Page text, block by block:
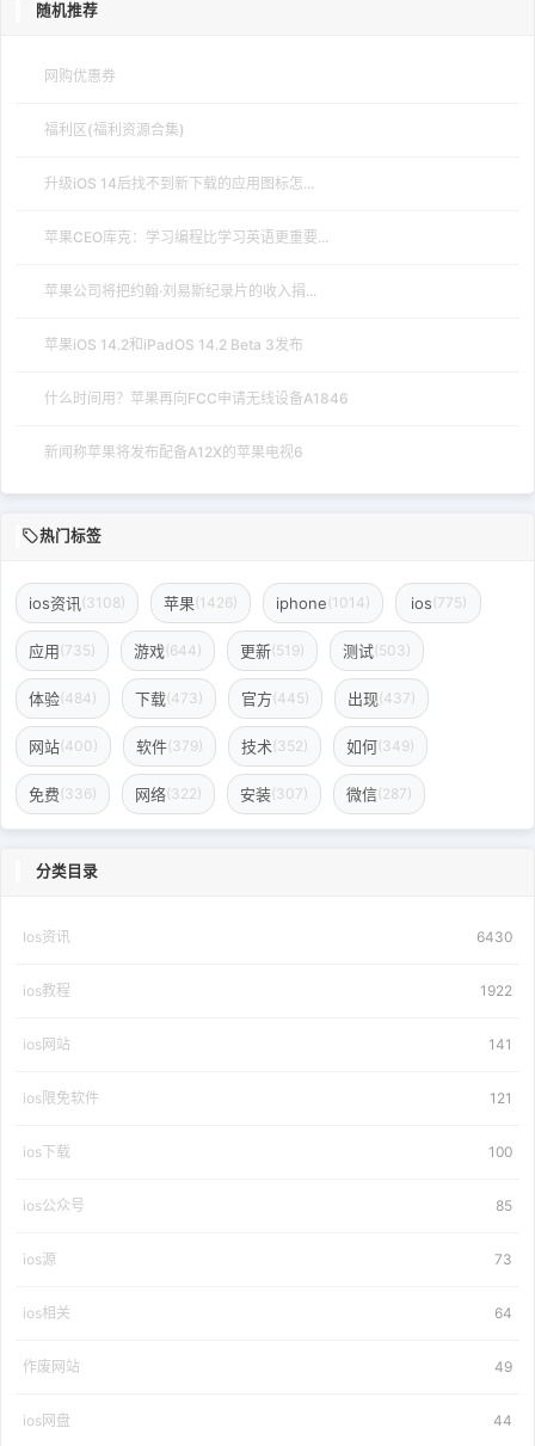
随机推荐
网购优惠券
福利区(福利资源合集)
升级iOS 14后找不到新下载的应用图标怎...
苹果CEO库克：学习编程比学习英语更重要...
苹果公司将把约翰·刘易斯纪录片的收入捐...
苹果iOS 14.2和iPadOS 14.2 Beta 3发布
什么时间用？苹果再向FCC申请无线设备A1846
新闻称苹果将发布配备A12X的苹果电视6
热门标签
ios资讯 (3108) 苹果(1426) iphone(1014) ios(775)
应用(735) 游戏(644) 更新(519) 测试(503)
体验(484) 下载(473) 官方(445) 出现(437)
网站(400) 软件(379) 技术(352) 如何(349)
免费(336) 网络(322) 安装(307) 微信(287)
分类目录
Ios资讯 6430
ios教程 1922
ios网站 141
ios限免软件 121
ios下载 100
ios公众号 85
ios源 73
ios相关 64
作废网站 49
ios网盘 44